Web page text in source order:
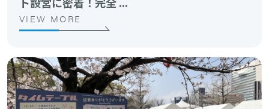
VIEW MORE